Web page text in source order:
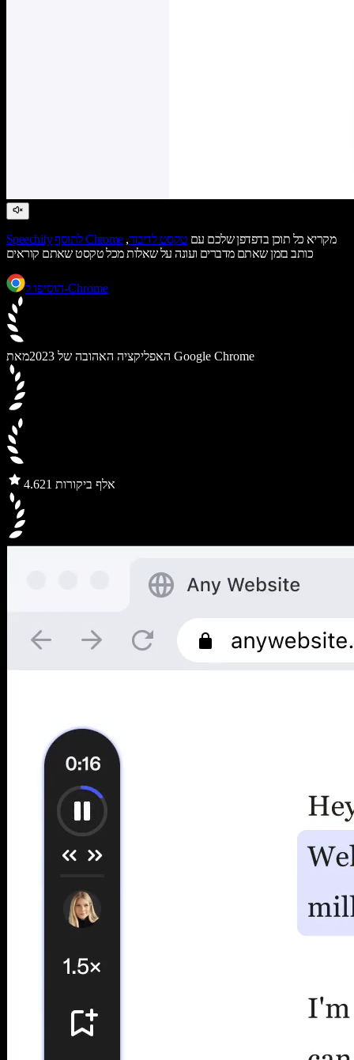
Speechify לתוסף Chrome מקריא כל תוכן בדפדפן שלכם עם טקסט לדיבור,
כותב בזמן שאתם מדברים ועונה על שאלות מכל טקסט שאתם קוראים
הוסיפו ל-Chrome
האפליקציה האהובה של 2023 מאת Google Chrome
4.6 21 אלף ביקורות